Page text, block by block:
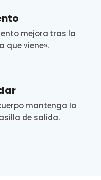
mejora tras la
que viene».
mantenga lo
de salida.